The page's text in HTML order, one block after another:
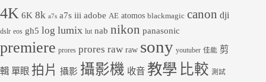
4K 6K 8k a7s a7s iii adobe AE atomos blackmagic canon dji
dslr eos gh5 log lumix lut nab nikon panasonic
premiere prores prores raw raw sony youtuber 佳能 剪
輯 單眼 拍片 攝影 攝影機 收音 教學 比較 測試